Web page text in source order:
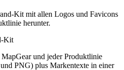
Kit mit allen Logos und Favicons
herunter.
Kit
und jeder Produktlinie
PNG) plus Markentexte in einer